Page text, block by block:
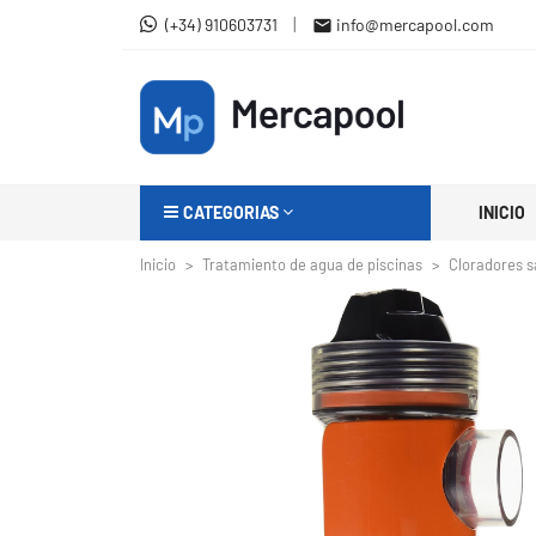
(+34) 910603731 |  info@mercapool.com
CATEGORIAS INICIO
Inicio Tratamiento de agua de piscinas Cloradores